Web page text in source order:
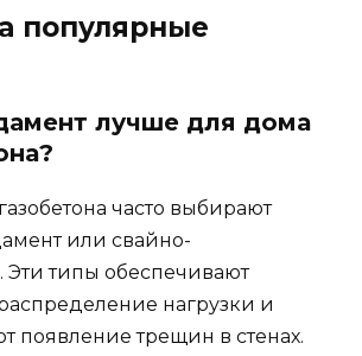
популярные
лучше для дома
часто выбирают
или свайно-
Эти типы обеспечивают
нагрузки и
появление трещин в стенах.